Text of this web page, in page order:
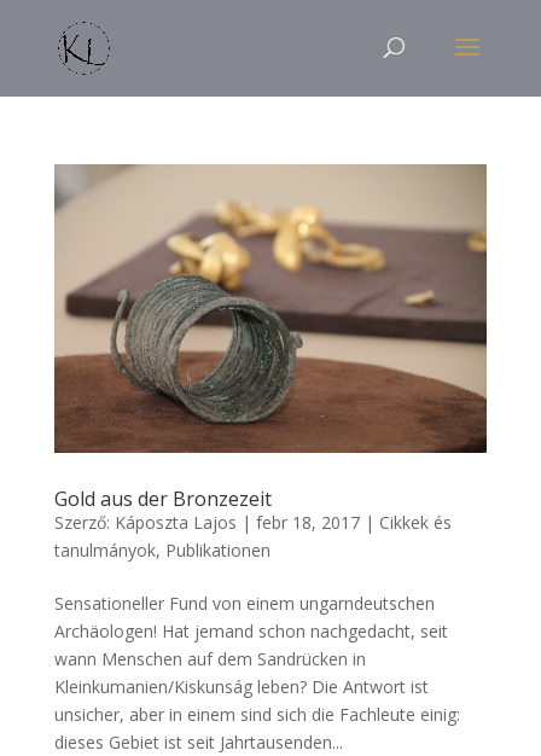
Gold aus der Bronzezeit
Szerző: Káposzta Lajos | febr 18, 2017| Cikkek és
tanulmányok, Publikationen
Sensationeller Fund von einem ungarndeutschen
Archäologen! Hat jemand schon nachgedacht, seit
wann Menschen auf dem Sandrücken in
Kleinkumanien/Kiskunság leben? Die Antwort ist
unsicher, aber in einem sind sich die Fachleute einig:
dieses Gebiet ist seit Jahrtausenden...